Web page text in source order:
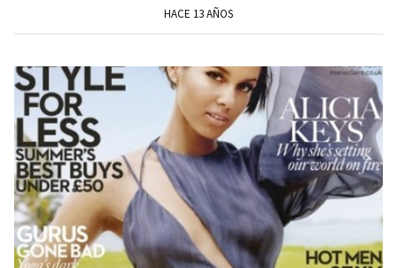
HACE 13 AÑOS